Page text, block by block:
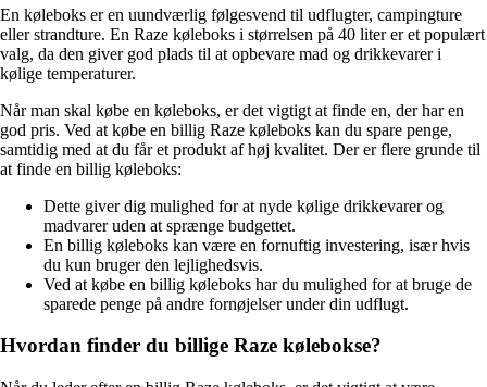
En køleboks er en uundværlig følgesvend til udflugter, campingture
eller strandture. En Raze køleboks i størrelsen på 40 liter er et populært
valg, da den giver god plads til at opbevare mad og drikkevarer i
kølige temperaturer.
Når man skal købe en køleboks, er det vigtigt at finde en, der har en
god pris. Ved at købe en billig Raze køleboks kan du spare penge,
samtidig med at du får et produkt af høj kvalitet. Der er flere grunde til
at finde en billig køleboks:
Dette giver dig mulighed for at nyde kølige drikkevarer og
madvarer uden at sprænge budgettet.
En billig køleboks kan være en fornuftig investering, især hvis
du kun bruger den lejlighedsvis.
Ved at købe en billig køleboks har du mulighed for at bruge de
sparede penge på andre fornøjelser under din udflugt.
Hvordan finder du billige Raze kølebokse?